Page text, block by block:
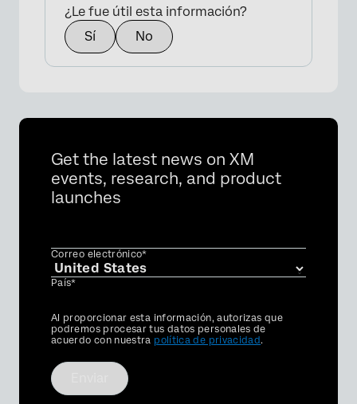
¿Le fue útil esta información?
Sí
No
Get the latest news on XM
events, research, and product
launches
Correo electrónico*
País*
Privacy
Optin
Al proporcionar esta información, autorizas que
podremos procesar tus datos personales de
acuerdo con nuestra política de privacidad.